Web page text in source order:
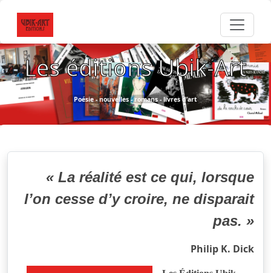
Les éditions Ubik-Art
Poésie - nouvelles - romans - livres d’art
« La réalité est ce qui, lorsque
l’on cesse d’y croire, ne disparait
pas. »
Philip K. Dick